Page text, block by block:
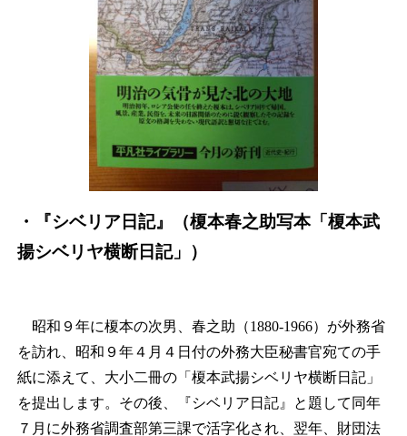
・『シベリア日記』（榎本春之助写本「榎本武
揚シベリヤ横断日記」）
昭和９年に榎本の次男、春之助（1880‐1966）が外務省
を訪れ、昭和９年４月４日付の外務大臣秘書官宛ての手
紙に添えて、大小二冊の「榎本武揚シベリヤ横断日記」
を提出します。その後、『シベリア日記』と題して同年
７月に外務省調査部第三課で活字化され、翌年、財団法